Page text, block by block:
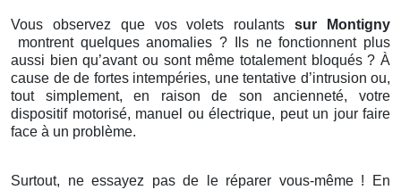
Vous observez que vos volets roulantssur Montigny
montrent quelques anomalies ? Ils ne fonctionnent plus
aussi bien qu’avant ou sont même totalement bloqués ? À
cause de de fortes intempéries, une tentative d’intrusion ou,
tout simplement, en raison de son ancienneté, votre
dispositif motorisé, manuel ou électrique, peut un jour faire
face à un problème.
Surtout, ne essayez pas de le réparer vous-même ! En